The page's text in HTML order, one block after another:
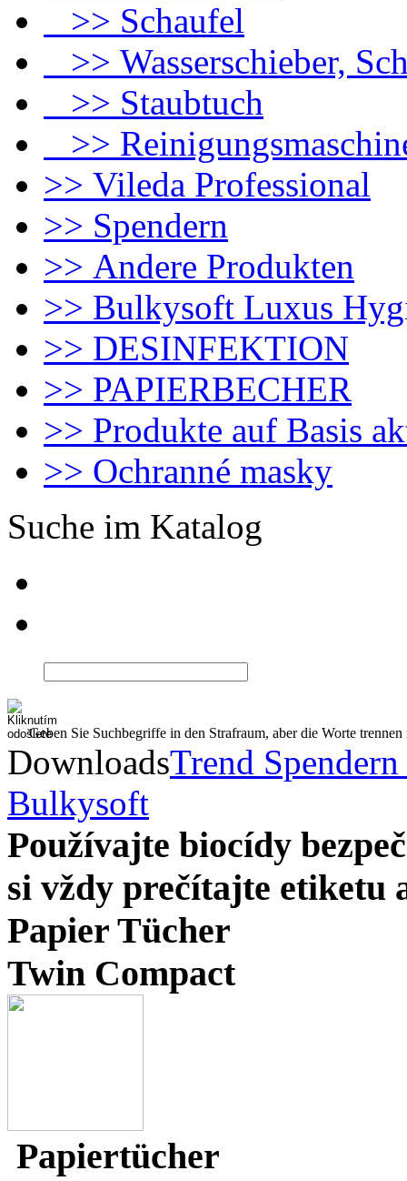
>> Schaufel
>> Wasserschieber,
>> Staubtuch
>>
>> Vileda Professional
>> Spendern
>> Andere Produkten
>> Bulkysoft Luxus
>> DESINFEKTION
>> PAPIERBECHER
>> Produkte auf Basis
>> Ochranné masky
Suche im Katalog
Geben Sie Suchbegriffe in den Strafraum, aber die Worte
DownloadsTrend
Bulkysoft
Používajte biocídy
si vždy prečítajte etiketu
Papier Tücher
Twin Compact
Papiertücher